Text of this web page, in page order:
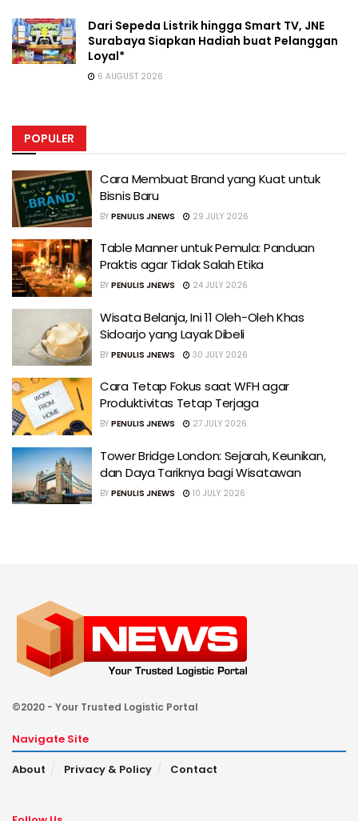
Dari Sepeda Listrik hingga Smart TV, JNE
Surabaya Siapkan Hadiah buat Pelanggan
Loyal*
6 AUGUST 2026
POPULER
Cara Membuat Brand yang Kuat untuk
Bisnis Baru
BY PENULIS JNEWS 29 JULY 2026
Table Manner untuk Pemula: Panduan
Praktis agar Tidak Salah Etika
BY PENULIS JNEWS 24 JULY 2026
Wisata Belanja, Ini 11 Oleh-Oleh Khas
Sidoarjo yang Layak Dibeli
BY PENULIS JNEWS 30 JULY 2026
Cara Tetap Fokus saat WFH agar
Produktivitas Tetap Terjaga
BY PENULIS JNEWS 27 JULY 2026
Tower Bridge London: Sejarah, Keunikan,
dan Daya Tariknya bagi Wisatawan
BY PENULIS JNEWS 10 JULY 2026
©2020 - Your Trusted Logistic Portal
Navigate Site
About
Privacy & Policy Contact